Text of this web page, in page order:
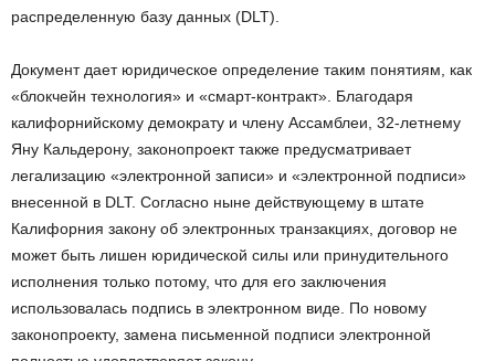
распределенную базу данных (DLT).
Документ дает юридическое определение таким понятиям, как
«блокчейн технология» и «смарт-контракт». Благодаря
калифорнийскому демократу и члену Ассамблеи, 32-летнему
Яну Кальдерону, законопроект также предусматривает
легализацию «электронной записи» и «электронной подписи»
внесенной в DLT. Согласно ныне действующему в штате
Калифорния закону об электронных транзакциях, договор не
может быть лишен юридической силы или принудительного
исполнения только потому, что для его заключения
использовалась подпись в электронном виде. По новому
законопроекту, замена письменной подписи электронной